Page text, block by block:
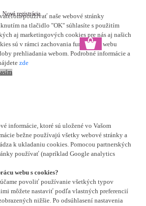
používať naše webové stránky
na tlačidlo "OK" súhlasíte s použitím
aj marketingových cookies pre nás aj našich
sú v rámci zachovania funkčnosti webu
prehliadania webom. Podrobné informácie a
zde
informácie, ktoré sú uložené vo Vašom
bežne používajú všetky webové stránky a
k ukladaniu cookies. Pomocou partnerských
používať (napríklad Google analytics
webu s cookies?
povoliť používanie všetkých typov
môžete nastaviť podľa vlastných preferencií
nižšie. Po odsúhlasení nastavenia
Nová registrácia